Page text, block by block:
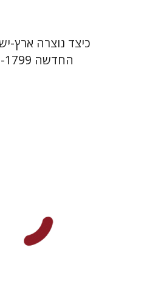
כיצד נוצרה ארץ-
החדשה 1949-1799